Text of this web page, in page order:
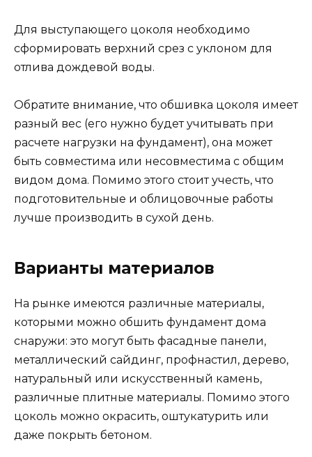
Для выступающего цоколя необходимо
сформировать верхний срез с уклоном для
отлива дождевой воды.
Обратите внимание, что обшивка цоколя имеет
разный вес (его нужно будет учитывать при
расчете нагрузки на фундамент), она может
быть совместима или несовместима с общим
видом дома. Помимо этого стоит учесть, что
подготовительные и облицовочные работы
лучше производить в сухой день.
Варианты материалов
На рынке имеются различные материалы,
которыми можно обшить фундамент дома
снаружи: это могут быть фасадные панели,
металлический сайдинг, профнастил, дерево,
натуральный или искусственный камень,
различные плитные материалы. Помимо этого
цоколь можно окрасить, оштукатурить или
даже покрыть бетоном.